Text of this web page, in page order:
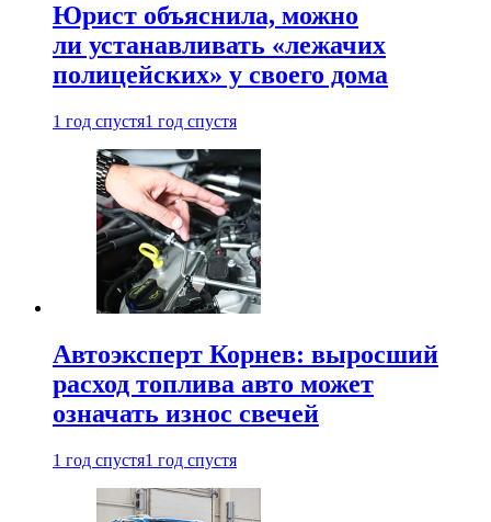
Юрист объяснила, можно
ли устанавливать «лежачих
полицейских» у своего дома
1 год спустя1 год спустя
Автоэксперт Корнев: выросший
расход топлива авто может
означать износ свечей
1 год спустя1 год спустя